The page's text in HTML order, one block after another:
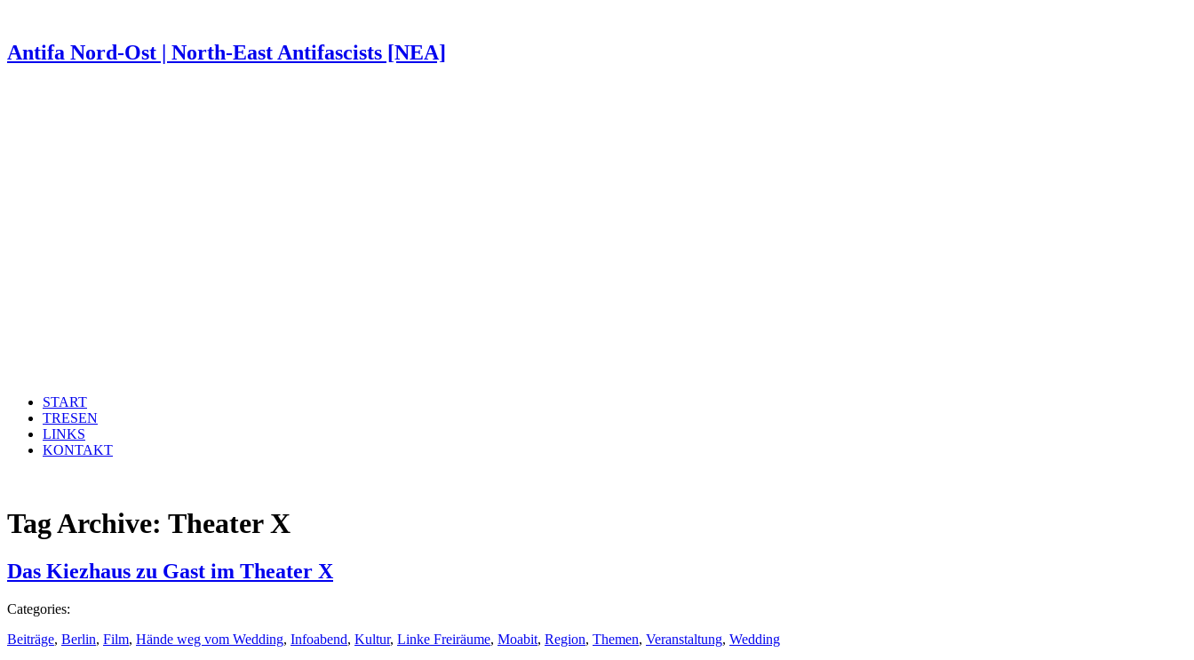
Antifa Nord-Ost | North-East Antifascists [NEA]
START
TRESEN
LINKS
KONTAKT
Tag Archive: Theater X
Das Kiezhaus zu Gast im Theater X
Categories:
Beiträge, Berlin, Film, Hände weg vom Wedding, Infoabend, Kultur, Linke Freiräume, Moabit, Region, Themen, Veranstaltung, Wedding